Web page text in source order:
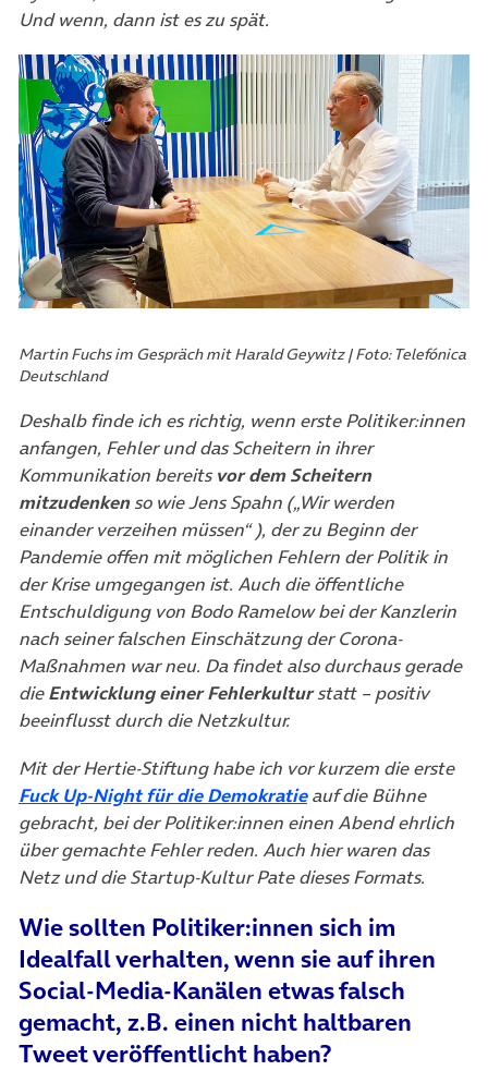
Und wenn, dann ist es zu spät.
Martin Fuchs im Gespräch mit Harald Geywitz | Foto: Telefónica
Deutschland
Deshalb finde ich es richtig, wenn erste Politiker:innen
anfangen, Fehler und das Scheitern in ihrer
Kommunikation bereits vor dem Scheitern
mitzudenkenso wie Jens Spahn („Wir werden
einander verzeihen müssen“), der zu Beginn der
Pandemie offen mit möglichen Fehlern der Politik in
der Krise umgegangen ist. Auch die öffentliche
Entschuldigung von Bodo Ramelow bei der Kanzlerin
nach seiner falschen Einschätzung der Corona-
Maßnahmen war neu. Da findet also durchaus gerade
dieEntwicklung einer Fehlerkulturstatt – positiv
beeinflusst durch die Netzkultur.
Mit der Hertie-Stiftung habe ich vor kurzem die erste
Fuck Up-Night für die Demokratie(öffnet in neuem Tab)
auf die Bühne
gebracht, bei der Politiker:innen einen Abend ehrlich
über gemachte Fehler reden. Auch hier waren das
Netz und die Startup-Kultur Pate dieses Formats.
Wie sollten Politiker:innen sich im
Idealfall verhalten, wenn sie auf ihren
Social-Media-Kanälen etwas falsch
gemacht, z.B. einen nicht haltbaren
Tweet veröffentlicht haben?